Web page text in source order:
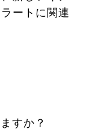
ートに関連
すか？